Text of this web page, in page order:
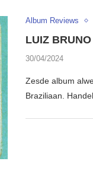
Album Reviews
LUIZ
30/04/2024
Zesde album
Braziliaan.